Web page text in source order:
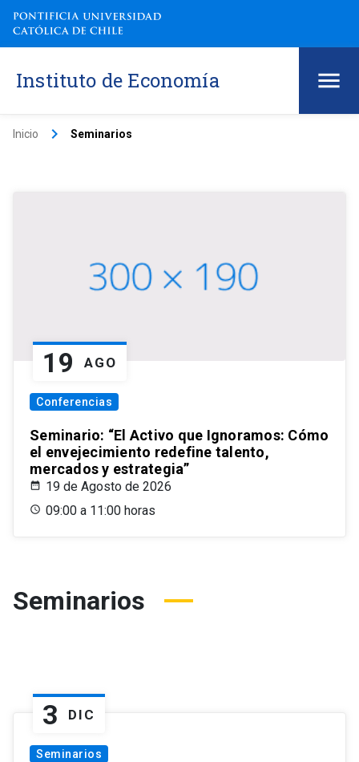
Instituto de Economía
Inicio keyboard_arrow_right Seminarios
19 AGO
Conferencias
Seminario: “El Activo que Ignoramos: Cómo
el envejecimiento redefine talento,
mercados y estrategia”
19 de Agosto de 2026
09:00 a 11:00 horas
Seminarios
3 DIC
Seminarios